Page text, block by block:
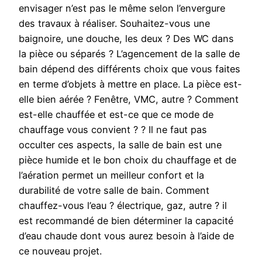
envisager n’est pas le même selon l’envergure
des travaux à réaliser. Souhaitez-vous une
baignoire, une douche, les deux ? Des WC dans
la pièce ou séparés ? L’agencement de la salle de
bain dépend des différents choix que vous faites
en terme d’objets à mettre en place. La pièce est-
elle bien aérée ? Fenêtre, VMC, autre ? Comment
est-elle chauffée et est-ce que ce mode de
chauffage vous convient ? ? Il ne faut pas
occulter ces aspects, la salle de bain est une
pièce humide et le bon choix du chauffage et de
l’aération permet un meilleur confort et la
durabilité de votre salle de bain. Comment
chauffez-vous l’eau ? électrique, gaz, autre ? il
est recommandé de bien déterminer la capacité
d’eau chaude dont vous aurez besoin à l’aide de
ce nouveau projet.